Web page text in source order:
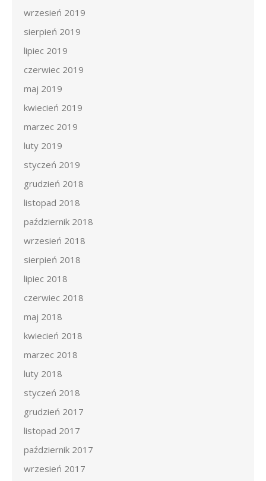
wrzesień 2019
sierpień 2019
lipiec 2019
czerwiec 2019
maj 2019
kwiecień 2019
marzec 2019
luty 2019
styczeń 2019
grudzień 2018
listopad 2018
październik 2018
wrzesień 2018
sierpień 2018
lipiec 2018
czerwiec 2018
maj 2018
kwiecień 2018
marzec 2018
luty 2018
styczeń 2018
grudzień 2017
listopad 2017
październik 2017
wrzesień 2017